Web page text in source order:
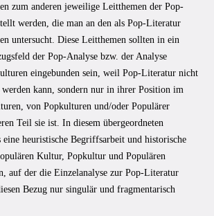
zum anderen jeweilige Leitthemen der Pop-
werden, die man an den als Pop-Literatur
untersucht. Diese Leitthemen sollten in ein
der Pop-Analyse bzw. der Analyse
eingebunden sein, weil Pop-Literatur nicht
kann, sondern nur in ihrer Position im
von Popkulturen und/oder Populärer
Teil sie ist. In diesem übergeordneten
eine heuristische Begriffsarbeit und historische
Kultur, Popkultur und Populären
auf der die Einzelanalyse zur Pop-Literatur
Bezug nur singulär und fragmentarisch